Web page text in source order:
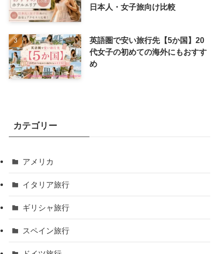
日本人・女子旅向け比較
英語圏で安い旅行先【5か国】20
代女子の初めての海外にもおすす
め
カテゴリー
アメリカ
イタリア旅行
ギリシャ旅行
スペイン旅行